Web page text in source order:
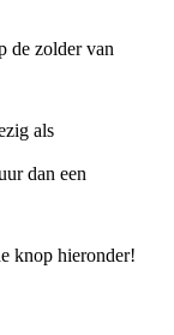
de zolder van
als
dan een
knop hieronder!